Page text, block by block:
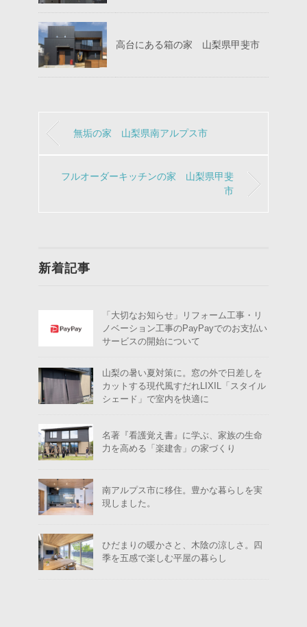
高台にある箱の家 山梨県甲斐市
無垢の家 山梨県南アルプス市
フルオーダーキッチンの家 山梨県甲斐
市
新着記事
「大切なお知らせ」リフォーム工事・リ
ノベーション工事のPayPayでのお支払い
サービスの開始について
山梨の暑い夏対策に。窓の外で日差しを
カットする現代風すだれLIXIL「スタイル
シェード」で室内を快適に
名著『看護覚え書』に学ぶ、家族の生命
力を高める「楽建舎」の家づくり
南アルプス市に移住。豊かな暮らしを実
現しました。
ひだまりの暖かさと、木陰の涼しさ。四
季を五感で楽しむ平屋の暮らし